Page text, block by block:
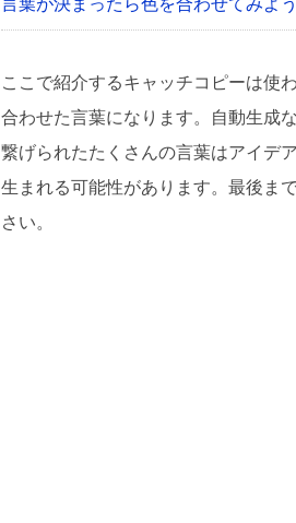
言葉が決まったら色を合わせてみよう
ここで紹介するキャッチコピーは使
合わせた言葉になります。自動生成
繋げられたたくさんの言葉はアイデ
生まれる可能性があります。最後ま
さい。